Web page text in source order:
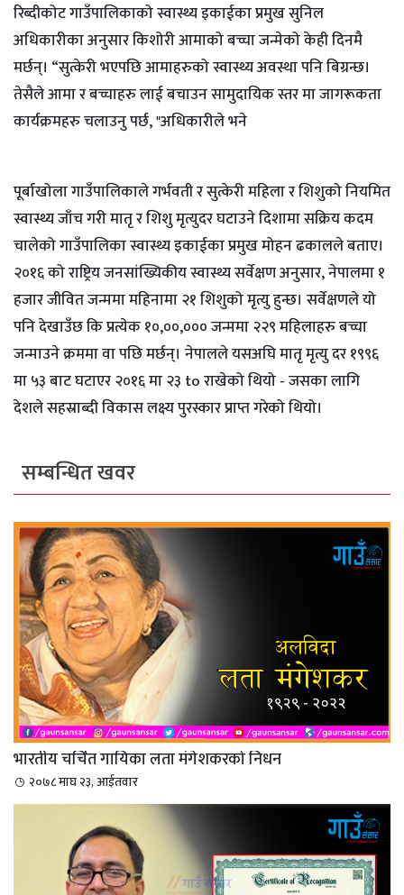
रिब्दीकोट गाउँपालिकाको स्वास्थ्य इकाईका प्रमुख सुनिल
अधिकारीका अनुसार किशोरी आमाको बच्चा जन्मेको केही दिनमै
मर्छन्। “सुत्केरी भएपछि आमाहरुको स्वास्थ्य अवस्था पनि बिग्रन्छ।
तेसैले आमा र बच्चाहरु लाई बचाउन सामुदायिक स्तर मा जागरूकता
कार्यक्रमहरु चलाउनु पर्छ, "अधिकारीले भने
पूर्बाखोला गाउँपालिकाले गर्भवती र सुत्केरी महिला र शिशुको नियमित
स्वास्थ्य जाँच गरी मातृ र शिशु मृत्युदर घटाउने दिशामा सक्रिय कदम
चालेको गाउँपालिका स्वास्थ्य इकाईका प्रमुख मोहन ढकालले बताए।
२०१६ को राष्ट्रिय जनसांख्यिकीय स्वास्थ्य सर्वेक्षण अनुसार, नेपालमा १
हजार जीवित जन्ममा महिनामा २१ शिशुको मृत्यु हुन्छ। सर्वेक्षणले यो
पनि देखाउँछ कि प्रत्येक १०,००,००० जन्ममा २२९ महिलाहरु बच्चा
जन्माउने क्रममा वा पछि मर्छन्। नेपालले यसअघि मातृ मृत्यु दर १९९६
मा ५३ बाट घटाएर २०१६ मा २३ to राखेको थियो - जसका लागि
देशले सहस्राब्दी विकास लक्ष्य पुरस्कार प्राप्त गरेको थियो।
सम्बन्धित खवर
भारतीय चर्चित गायिका लता मंगेशकरको निधन
२०७८ माघ २३, आईतवार